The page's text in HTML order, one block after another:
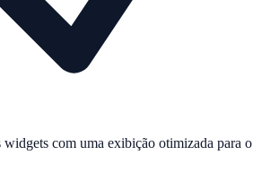
widgets com uma exibição otimizada para o